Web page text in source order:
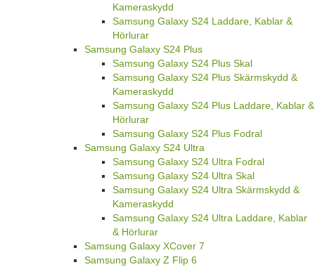
Kameraskydd
Samsung Galaxy S24 Laddare, Kablar &
Hörlurar
Samsung Galaxy S24 Plus
Samsung Galaxy S24 Plus Skal
Samsung Galaxy S24 Plus Skärmskydd &
Kameraskydd
Samsung Galaxy S24 Plus Laddare, Kablar &
Hörlurar
Samsung Galaxy S24 Plus Fodral
Samsung Galaxy S24 Ultra
Samsung Galaxy S24 Ultra Fodral
Samsung Galaxy S24 Ultra Skal
Samsung Galaxy S24 Ultra Skärmskydd &
Kameraskydd
Samsung Galaxy S24 Ultra Laddare, Kablar
& Hörlurar
Samsung Galaxy XCover 7
Samsung Galaxy Z Flip 6